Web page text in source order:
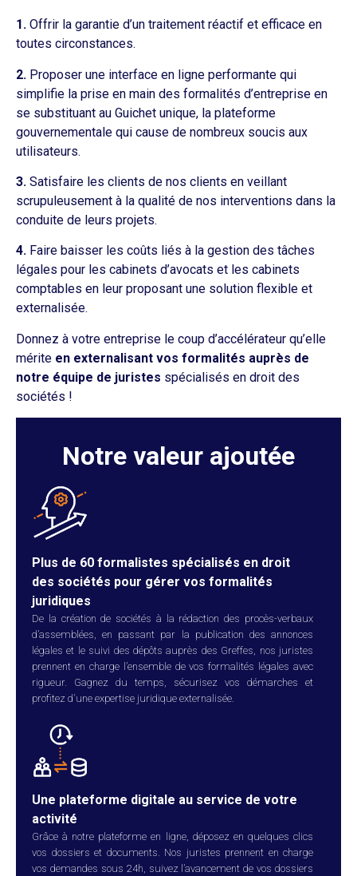
1. Offrir la garantie d’un traitement réactif et efficace en
toutes circonstances.
2. Proposer une interface en ligne performante qui
simplifie la prise en main des formalités d’entreprise en
se substituant au Guichet unique, la plateforme
gouvernementale qui cause de nombreux soucis aux
utilisateurs.
3. Satisfaire les clients de nos clients en veillant
scrupuleusement à la qualité de nos interventions dans la
conduite de leurs projets.
4. Faire baisser les coûts liés à la gestion des tâches
légales pour les cabinets d’avocats et les cabinets
comptables en leur proposant une solution flexible et
externalisée.
Donnez à votre entreprise le coup d’accélérateur qu’elle
mérite en externalisant vos formalités auprès de
notre équipe de juristes spécialisés en droit des
sociétés !
Notre valeur ajoutée
Plus de 60 formalistes spécialisés en droit
des sociétés pour gérer vos formalités
juridiques
De la création de sociétés à la rédaction des procès-verbaux
d’assemblées, en passant par la publication des annonces
légales et le suivi des dépôts auprès des Greffes, nos juristes
prennent en charge l’ensemble de vos formalités légales avec
rigueur. Gagnez du temps, sécurisez vos démarches et
profitez d'une expertise juridique externalisée.
Une plateforme digitale au service de votre
activité
Grâce à notre plateforme en ligne, déposez en quelques clics
vos dossiers et documents. Nos juristes prennent en charge
vos demandes sous 24h, suivez l’avancement de vos dossiers